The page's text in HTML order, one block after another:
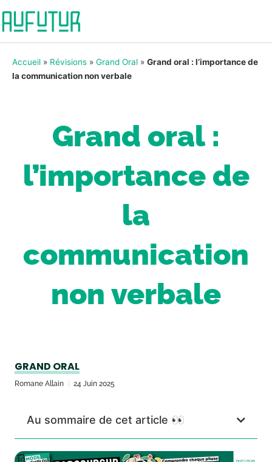
Accueil » Révisions » Grand Oral » Grand oral : l’importance de
la communication non verbale
Grand oral :
l’importance de
la
communication
non verbale
GRAND ORAL
Romane Allain 24 Juin 2025
Au sommaire de cet article 👀